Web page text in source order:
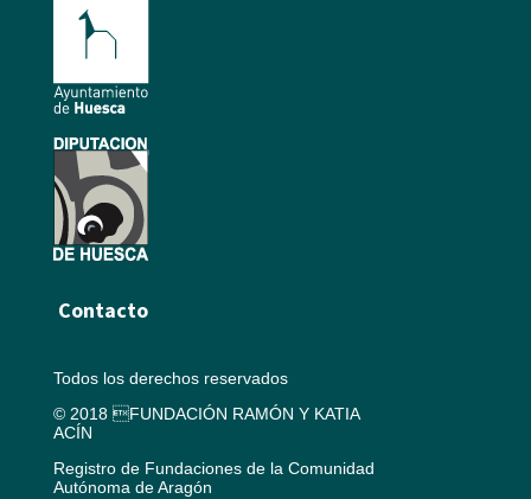
Contacto
Todos los derechos reservados
© 2018 FUNDACIÓN RAMÓN Y KATIA
ACÍN
Registro de Fundaciones de la Comunidad
Autónoma de Aragón